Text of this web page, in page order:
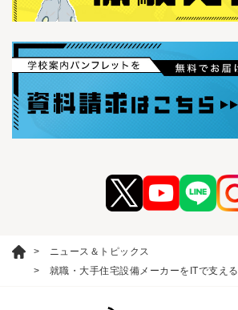
ニュース＆トピックス
就職・大手住宅設備メーカーをITで支える